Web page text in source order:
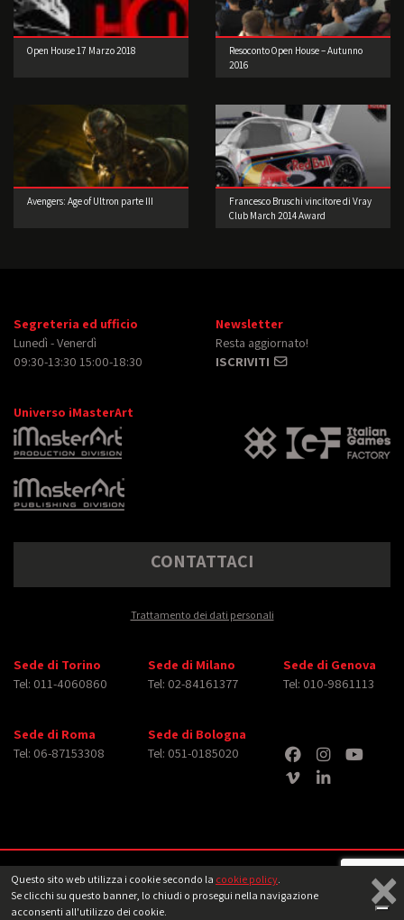
Questo sito web utilizza i cookie secondo la cookie policy.
Se clicchi su questo banner, lo chiudi o prosegui nella navigazione
acconsenti all'utilizzo dei cookie.
×
Open House 17 Marzo 2018
Resoconto Open House – Autunno
2016
Avengers: Age of Ultron parte III
Francesco Bruschi vincitore di Vray
Club March 2014 Award
Segreteria ed ufficio
Lunedì - Venerdì
09:30-13:30 15:00-18:30
Newsletter
Resta aggiornato!
ISCRIVITI
Universo iMasterArt
CONTATTACI
Trattamento dei dati personali
Sede di Torino
Tel: 011-4060860
Sede di Milano
Tel: 02-84161377
Sede di Genova
Tel: 010-9861113
Sede di Roma
Tel: 06-87153308
Sede di Bologna
Tel: 051-0185020
Copyright © 2026 iMasterArt S.r.l. ‐ All rights reserved. Tutti i diritti relativi ad
immagini e video pubblicati sono dei rispettiviaventi diritto‐ Note legali